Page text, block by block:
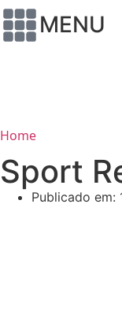
MENU
Home
Sport
Publicado em: